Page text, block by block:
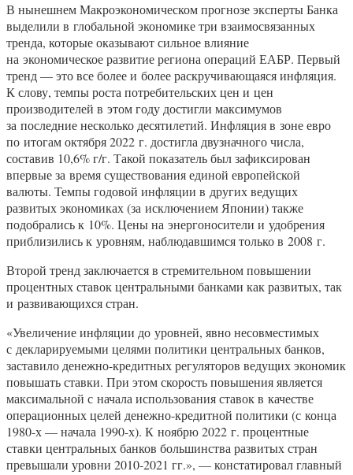
В нынешнем Макроэкономическом прогнозе эксперты Банка
выделили в глобальной экономике три взаимосвязанных
тренда, которые оказывают сильное влияние
на экономическое развитие региона операций ЕАБР. Первый
тренд — это все более и более раскручивающаяся инфляция.
К слову, темпы роста потребительских цен и цен
производителей в этом году достигли максимумов
за последние несколько десятилетий. Инфляция в зоне евро
по итогам октября 2022 г. достигла двузначного числа,
составив 10,6% г/г. Такой показатель был зафиксирован
впервые за время существования единой европейской
валюты. Темпы годовой инфляции в других ведущих
развитых экономиках (за исключением Японии) также
подобрались к 10%. Цены на энергоносители и удобрения
приблизились к уровням, наблюдавшимся только в 2008 г.
Второй тренд заключается в стремительном повышении
процентных ставок центральными банками как развитых, так
и развивающихся стран.
«Увеличение инфляции до уровней, явно несовместимых
с декларируемыми целями политики центральных банков,
заставило денежно-кредитных регуляторов ведущих экономик
повышать ставки. При этом скорость повышения является
максимальной с начала использования ставок в качестве
операционных целей денежно-кредитной политики (с конца
1980-х — начала 1990-х). К ноябрю 2022 г. процентные
ставки центральных банков большинства развитых стран
превышали уровни 2010-2021 гг.», — констатировал главный